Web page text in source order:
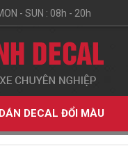
- SUN : 08h - 20h
DÁN DECAL ĐỔI MÀU